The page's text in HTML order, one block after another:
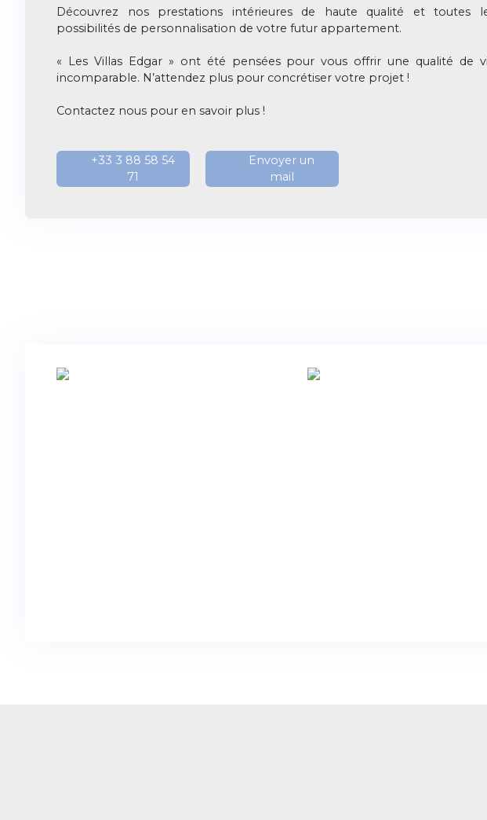
Découvrez nos prestations intérieures de haute qualité et toutes
possibilités de personnalisation de votre futur appartement.
« Les Villas Edgar » ont été pensées pour vous offrir une qualité de
incomparable. N’attendez plus pour concrétiser votre projet !
Contactez nous pour en savoir plus !
+33 3 88 58 54
71
Envoyer un
mail